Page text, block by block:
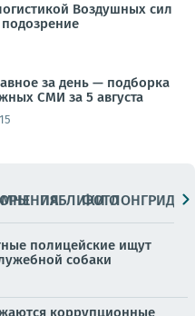
Воздушных сил
за день — подборка
СМИ за 5 августа
МНЕНИЯПАБЛИКИ
ФОТОЛОНГРИДЫ
полицейские ищут
собаки
коррупционные